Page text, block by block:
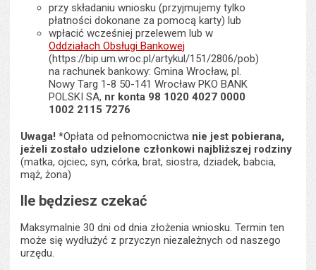
przy składaniu wniosku (przyjmujemy tylko
płatności dokonane za pomocą karty) lub
wpłacić wcześniej przelewem lub w
Oddziałach Obsługi Bankowej
(https://bip.um.wroc.pl/artykul/151/2806/pob)
na rachunek bankowy: Gmina Wrocław, pl.
Nowy Targ 1-8 50-141 Wrocław PKO BANK
POLSKI SA, nr konta 98 1020 4027 0000
1002 2115 7276
Uwaga! *Opłata od pełnomocnictwa nie jest pobierana,
jeżeli zostało udzielone członkowi najbliższej rodziny
(matka, ojciec, syn, córka, brat, siostra, dziadek, babcia,
mąż, żona)
Ile będziesz czekać
Maksymalnie 30 dni od dnia złożenia wniosku. Termin ten
może się wydłużyć z przyczyn niezależnych od naszego
urzędu.